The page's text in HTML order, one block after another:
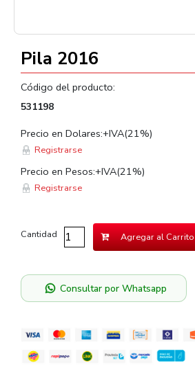
Pila 2016
Código del producto:
531198
Precio en Dolares:+IVA(21%)
Registrarse
Precio en Pesos:+IVA(21%)
Registrarse
Cantidad Agregar al Carrito
Consultar por Whatsapp